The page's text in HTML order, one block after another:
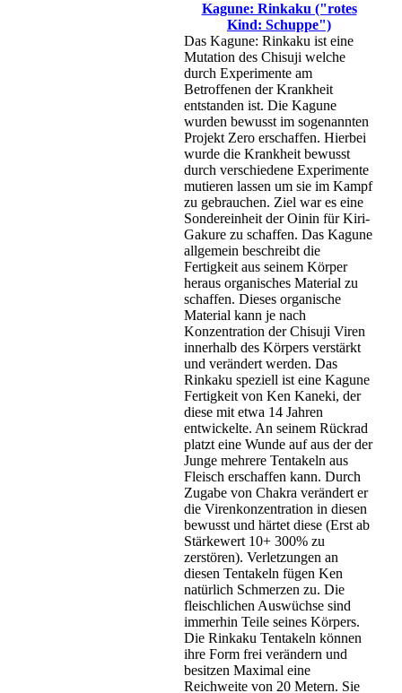
Kagune: Rinkaku ("rotes
Kind: Schuppe")
Das Kagune: Rinkaku ist eine
Mutation des Chisuji welche
durch Experimente am
Betroffenen der Krankheit
entstanden ist. Die Kagune
wurden bewusst im sogenannten
Projekt Zero erschaffen. Hierbei
wurde die Krankheit bewusst
durch verschiedene Experimente
mutieren lassen um sie im Kampf
zu gebrauchen. Ziel war es eine
Sondereinheit der Oinin für Kiri-
Gakure zu schaffen. Das Kagune
allgemein beschreibt die
Fertigkeit aus seinem Körper
heraus organisches Material zu
schaffen. Dieses organische
Material kann je nach
Konzentration der Chisuji Viren
innerhalb des Körpers verstärkt
und verändert werden. Das
Rinkaku speziell ist eine Kagune
Fertigkeit von Ken Kaneki, der
diese mit etwa 14 Jahren
entwickelte. An seinem Rückrad
platzt eine Wunde auf aus der der
Junge mehrere Tentakeln aus
Fleisch erschaffen kann. Durch
Zugabe von Chakra verändert er
die Virenkonzentration in diesen
bewusst und härtet diese (Erst ab
Stärkewert 10+ 300% zu
zerstören). Verletzungen an
diesen Tentakeln fügen Ken
natürlich Schmerzen zu. Die
fleischlichen Auswüchse sind
immerhin Teile seines Körpers.
Die Rinkaku Tentakeln können
ihre Form frei verändern und
besitzen Maximal eine
Reichweite von 20 Metern. Sie